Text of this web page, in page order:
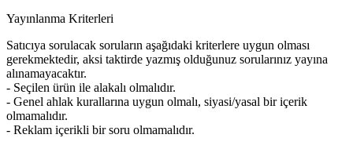
Yayınlanma Kriterleri
Satıcıya sorulacak soruların aşağıdaki kriterlere uygun olması
gerekmektedir, aksi taktirde yazmış olduğunuz sorularınız yayına
alınamayacaktır.
- Seçilen ürün ile alakalı olmalıdır.
- Genel ahlak kurallarına uygun olmalı, siyasi/yasal bir içerik
olmamalıdır.
- Reklam içerikli bir soru olmamalıdır.